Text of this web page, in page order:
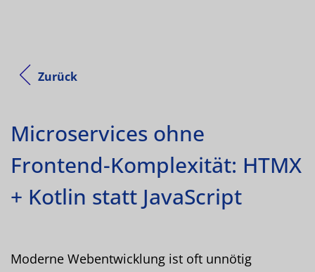
Zurück
Microservices ohne
Frontend-Komplexität: HTMX
+ Kotlin statt JavaScript
Moderne Webentwicklung ist oft unnötig